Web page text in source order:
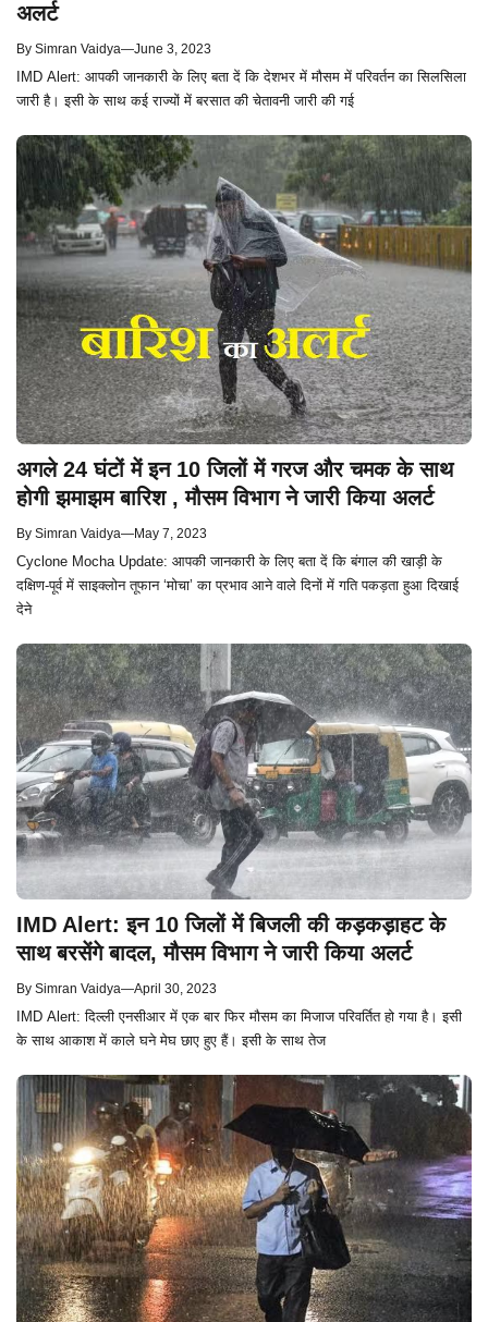
अलर्ट
By Simran Vaidya—June 3, 2023
IMD Alert: आपकी जानकारी के लिए बता दें कि देशभर में मौसम में परिवर्तन का सिलसिला
जारी है। इसी के साथ कई राज्यों में बरसात की चेतावनी जारी की गई
अगले 24 घंटों में इन 10 जिलों में गरज और चमक के साथ
होगी झमाझम बारिश , मौसम विभाग ने जारी किया अलर्ट
By Simran Vaidya—May 7, 2023
Cyclone Mocha Update: आपकी जानकारी के लिए बता दें कि बंगाल की खाड़ी के
दक्षिण-पूर्व में साइक्लोन तूफान ‘मोचा’ का प्रभाव आने वाले दिनों में गति पकड़ता हुआ दिखाई
देने
IMD Alert: इन 10 जिलों में बिजली की कड़कड़ाहट के
साथ बरसेंगे बादल, मौसम विभाग ने जारी किया अलर्ट
By Simran Vaidya—April 30, 2023
IMD Alert: दिल्ली एनसीआर में एक बार फिर मौसम का मिजाज परिवर्तित हो गया है। इसी
के साथ आकाश में काले घने मेघ छाए हुए हैं। इसी के साथ तेज